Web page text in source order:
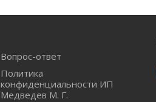
Вопрос-ответ
Политика
конфиденциальности ИП
Медведев М. Г.